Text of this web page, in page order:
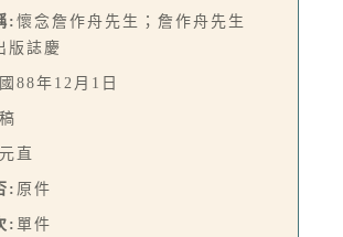
: 懷念詹作舟先生；詹作舟先生
版誌慶
88年12月1日
直
: 原件
: 單件